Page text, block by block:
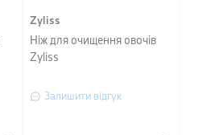
Zyliss
Ніж для очищення овочів
Zyliss
Залишити відгук